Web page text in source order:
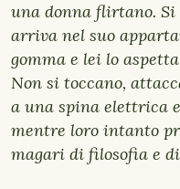
una donna flirtano.
arriva nel suo
gomma e lei lo
Non si toccano,
a una spina elettrica
mentre loro intanto
magari di filosofia e